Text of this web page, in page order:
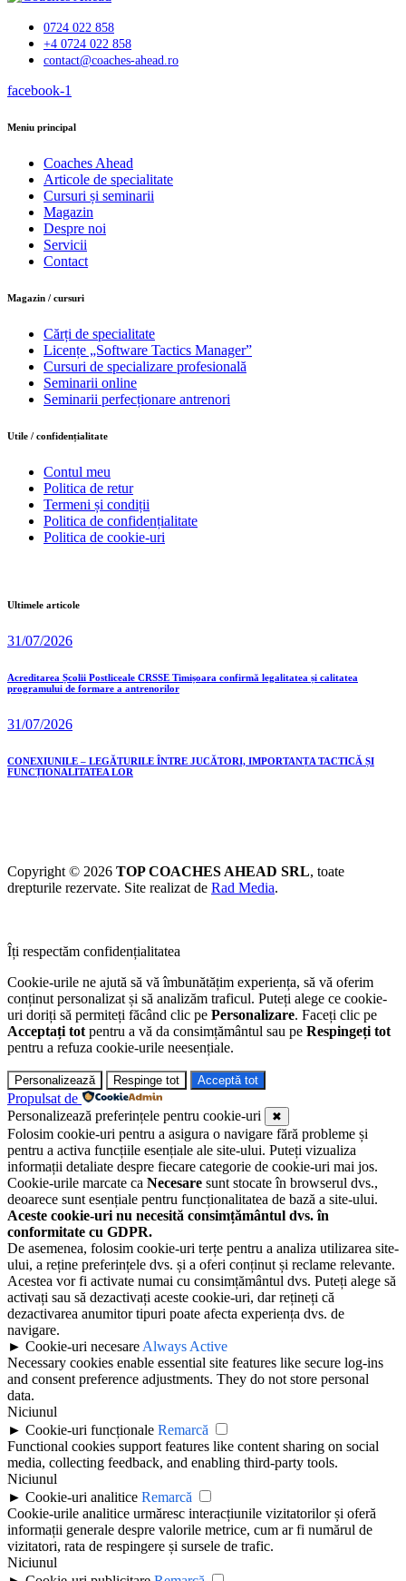
0724 022 858
+4 0724 022 858
contact@coaches-ahead.ro
facebook-1
Meniu principal
Coaches Ahead
Articole de specialitate
Cursuri și seminarii
Magazin
Despre noi
Servicii
Contact
Magazin / cursuri
Cărți de specialitate
Licențe „Software Tactics Manager”
Cursuri de specializare profesională
Seminarii online
Seminarii perfecționare antrenori
Utile / confidențialitate
Contul meu
Politica de retur
Termeni și condiții
Politica de confidențialitate
Politica de cookie-uri
Ultimele articole
31/07/2026
Acreditarea Școlii Postliceale CRSSE Timișoara confirmă legalitatea și calitatea
programului de formare a antrenorilor
31/07/2026
CONEXIUNILE – LEGĂTURILE ÎNTRE JUCĂTORI, IMPORTANȚA TACTICĂ ȘI
FUNCȚIONALITATEA LOR
Copyright © 2026 TOP COACHES AHEAD SRL, toate
drepturile rezervate. Site realizat de Rad Media.
Îți respectăm confidențialitatea
Cookie-urile ne ajută să vă îmbunătățim experiența, să vă oferim
conținut personalizat și să analizăm traficul. Puteți alege ce cookie-
uri doriți să permiteți făcând clic pe Personalizare. Faceți clic pe
Acceptați tot pentru a vă da consimțământul sau pe Respingeți tot
pentru a refuza cookie-urile neesențiale.
Personalizează Respinge tot Acceptă tot
Propulsat de
Personalizează preferințele pentru cookie-uri
✖
Folosim cookie-uri pentru a asigura o navigare fără probleme și
pentru a activa funcțiile esențiale ale site-ului. Puteți vizualiza
informații detaliate despre fiecare categorie de cookie-uri mai jos.
Cookie-urile marcate ca Necesare sunt stocate în browserul dvs.,
deoarece sunt esențiale pentru funcționalitatea de bază a site-ului.
Aceste cookie-uri nu necesită consimțământul dvs. în
conformitate cu GDPR.
De asemenea, folosim cookie-uri terțe pentru a analiza utilizarea site-
ului, a reține preferințele dvs. și a oferi conținut și reclame relevante.
Acestea vor fi activate numai cu consimțământul dvs. Puteți alege să
activați sau să dezactivați aceste cookie-uri, dar rețineți că
dezactivarea anumitor tipuri poate afecta experiența dvs. de
navigare.
► Cookie-uri necesare Always Active
Necessary cookies enable essential site features like secure log-ins
and consent preference adjustments. They do not store personal
data.
Niciunul
► Cookie-uri funcționale Remarcă
Functional cookies support features like content sharing on social
media, collecting feedback, and enabling third-party tools.
Niciunul
► Cookie-uri analitice Remarcă
Cookie-urile analitice urmăresc interacțiunile vizitatorilor și oferă
informații generale despre valorile metrice, cum ar fi numărul de
vizitatori, rata de respingere și sursele de trafic.
Niciunul